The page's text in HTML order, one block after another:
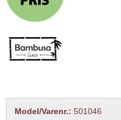
Model/Varenr.: 501046